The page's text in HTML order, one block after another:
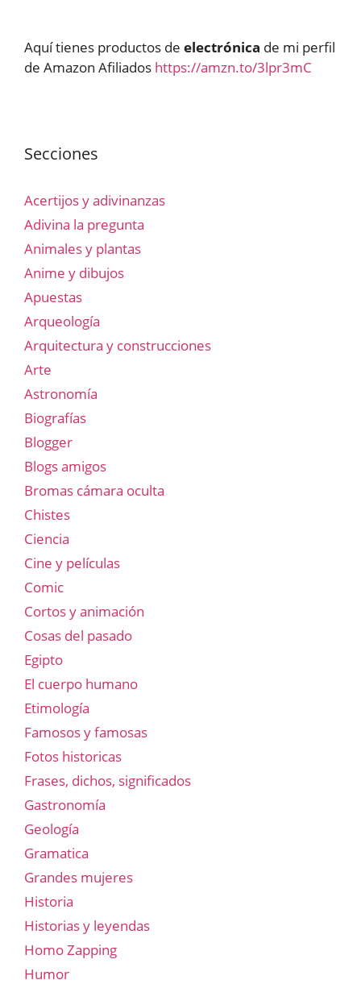
Aquí tienes productos de electrónica de mi perfil
de Amazon Afiliados https://amzn.to/3lpr3mC
Secciones
Acertijos y adivinanzas
Adivina la pregunta
Animales y plantas
Anime y dibujos
Apuestas
Arqueología
Arquitectura y construcciones
Arte
Astronomía
Biografías
Blogger
Blogs amigos
Bromas cámara oculta
Chistes
Ciencia
Cine y películas
Comic
Cortos y animación
Cosas del pasado
Egipto
El cuerpo humano
Etimología
Famosos y famosas
Fotos historicas
Frases, dichos, significados
Gastronomía
Geología
Gramatica
Grandes mujeres
Historia
Historias y leyendas
Homo Zapping
Humor